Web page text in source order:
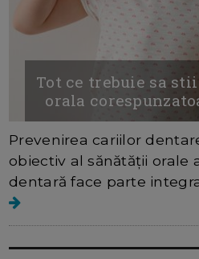
Tot ce trebuie sa
orala
Prevenirea cariilor
obiectiv al sănătății orale
dentară face parte